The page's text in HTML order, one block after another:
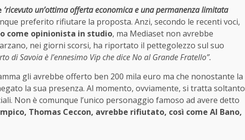
‘ricevuto un’ottima offerta economica e una permanenza limitata
preferito rifiutare la proposta. Anzi, secondo le recenti voci,
come opinionista in studio, ma Mediaset non avrebbe
nei giorni scorsi, ha riportato il pettegolezzo sul suo
di Savoia è l’ennesimo Vip che dice No al Grande Fratello”.
gli avrebbe offerto ben 200 mila euro ma che nonostante la
la sua presenza. Al momento, ovviamente, si tratta soltanto
Non è comunque l’unico personaggio famoso ad avere detto
Thomas Ceccon, avrebbe rifiutato, così come Al Bano,